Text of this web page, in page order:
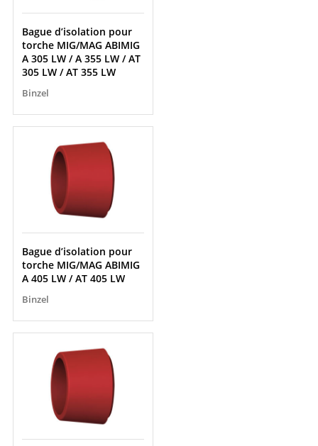
Bague d’isolation pour
torche MIG/MAG ABIMIG
A 305 LW / A 355 LW / AT
305 LW / AT 355 LW
Binzel
Bague d’isolation pour
torche MIG/MAG ABIMIG
A 405 LW / AT 405 LW
Binzel